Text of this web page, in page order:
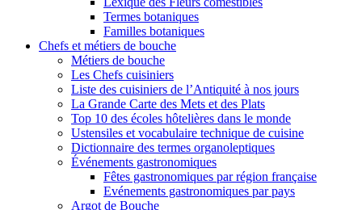
Termes botaniques
Familles botaniques
Chefs et métiers de bouche
Métiers de bouche
Les Chefs cuisiniers
Liste des cuisiniers de l’Antiquité à nos jours
La Grande Carte des Mets et des Plats
Top 10 des écoles hôtelières dans le monde
Ustensiles et vocabulaire technique de cuisine
Dictionnaire des termes organoleptiques
Événements gastronomiques
Fêtes gastronomiques par région française
Evénements gastronomiques par pays
Argot de Bouche